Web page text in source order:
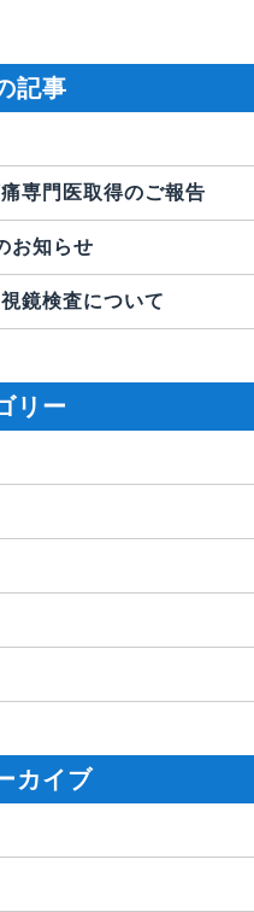
記事
専門医取得のご報告
お知らせ
鏡検査について
リー
カイブ